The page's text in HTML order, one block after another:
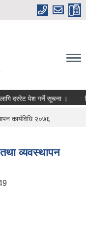
पेश गर्ने सूचना ।
कार्यविधि २०७६
व्यवस्थापन